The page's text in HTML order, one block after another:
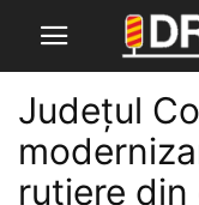
Județul
rutiere din